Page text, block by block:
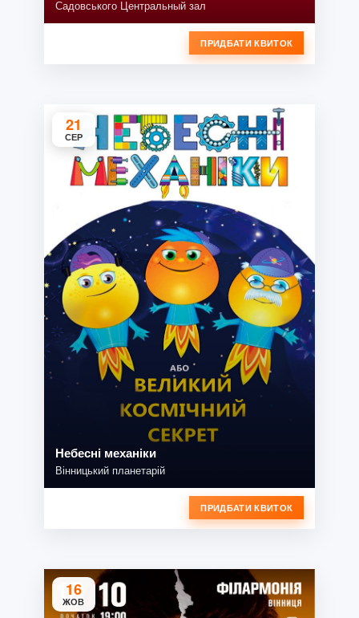
Садовського Центральный зал
ПРИДБАТИ КВИТОК
21
СЕР
Небесні механіки
Вінницький планетарій
ПРИДБАТИ КВИТОК
16
ЖОВ